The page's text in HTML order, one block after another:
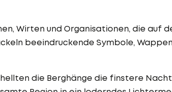
Wirten und Organisationen, die auf
beeindruckende Symbole, Wappen
die Berghänge die finstere